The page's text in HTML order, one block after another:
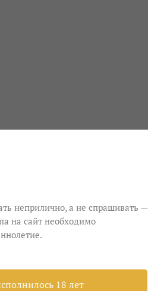
«кровь» и «любовь»,
ягодами,
изящно
творческого
неприлично, а не спрашивать —
на сайт необходимо
18 лет